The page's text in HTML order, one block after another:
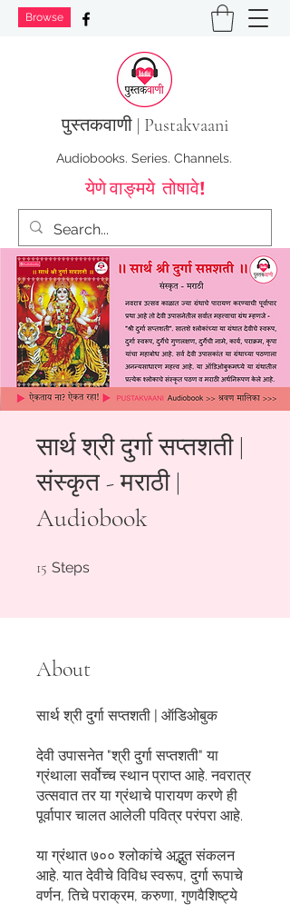
Browse
पुस्तकवाणी | Pustakvaani
Audiobooks. Series. Channels.
येणे वाङ्मये तोषावे!
सार्थ श्री दुर्गा सप्तशती |
संस्कृत - मराठी |
Audiobook
15 Steps
About
सार्थ श्री दुर्गा सप्तशती | ऑडिओबुक
देवी उपासनेत "श्री दुर्गा सप्तशती" या
ग्रंथाला सर्वोच्च स्थान प्राप्त आहे. नवरात्र
उत्सवात तर या ग्रंथाचे पारायण करणे ही
पूर्वापार चालत आलेली पवित्र परंपरा आहे.
या ग्रंथात ७०० श्लोकांचे अद्भुत संकलन
आहे. यात देवीचे विविध स्वरूप, दुर्गा रूपाचे
वर्णन, तिचे पराक्रम, करुणा, गुणवैशिष्ट्ये